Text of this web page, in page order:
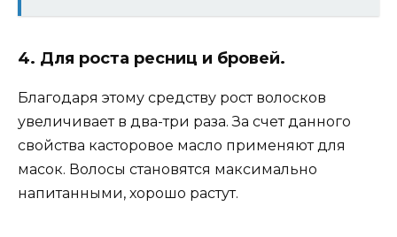
4. Для роста ресниц и бровей.
Благодаря этому средству рост волосков
увеличивает в два-три раза. За счет данного
свойства касторовое масло применяют для
масок. Волосы становятся максимально
напитанными, хорошо растут.